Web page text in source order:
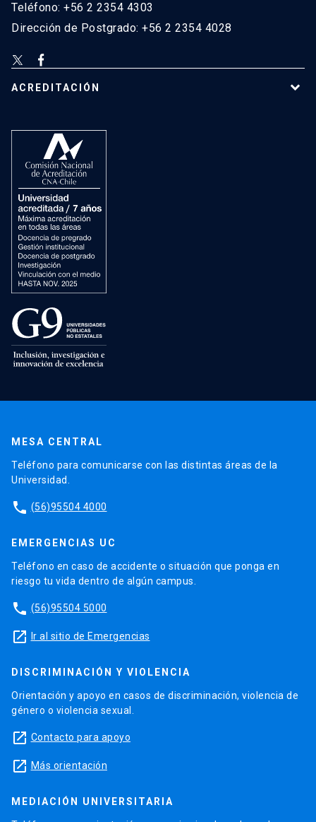
Teléfono: +56 2 2354 4303
Dirección de Postgrado: +56 2 2354 4028
ACREDITACIÓN
MESA CENTRAL
Teléfono para comunicarse con las distintas áreas de la
Universidad.
phone (56)95504 4000
EMERGENCIAS UC
Teléfono en caso de accidente o situación que ponga en
riesgo tu vida dentro de algún campus.
phone (56)95504 5000
launch Ir al sitio de Emergencias
DISCRIMINACIÓN Y VIOLENCIA
Orientación y apoyo en casos de discriminación, violencia de
género o violencia sexual.
launch Contacto para apoyo
launch Más orientación
MEDIACIÓN UNIVERSITARIA